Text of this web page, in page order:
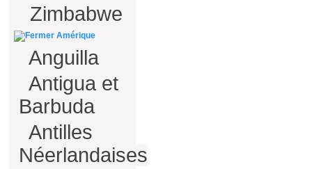
Zimbabwe
Amérique
Anguilla
Antigua et
Barbuda
Antilles
Néerlandaises